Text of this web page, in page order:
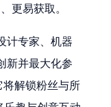
更易获取。
计专家、机器
新并最大化参
解锁粉丝与所